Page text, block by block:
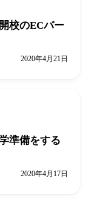
校のECバー
2020年4月21日
準備をする
2020年4月17日